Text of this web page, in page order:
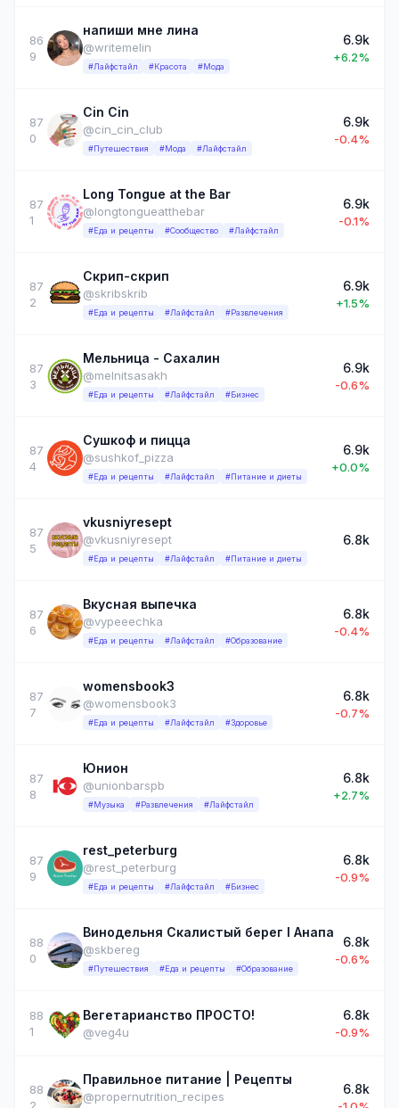
86
9
напиши мне лина
@writemelin
#Лайфстайл #Красота #Мода
6.9k
+6.2%
87
0
Cin Cin
@cin_cin_club
#Путешествия #Мода #Лайфстайл
6.9k
-0.4%
87
1
Long Tongue at the Bar
@longtongueatthebar
#Еда и рецепты #Сообщество #Лайфстайл
6.9k
-0.1%
87
2
Скрип-скрип
@skribskrib
#Еда и рецепты #Лайфстайл #Развлечения
6.9k
+1.5%
87
3
Мельница - Сахалин
@melnitsasakh
#Еда и рецепты #Лайфстайл #Бизнес
6.9k
-0.6%
87
4
Сушкоф и пицца
@sushkof_pizza
#Еда и рецепты #Лайфстайл #Питание и диеты
6.9k
+0.0%
87
5
vkusniyresept
@vkusniyresept
#Еда и рецепты #Лайфстайл #Питание и диеты
6.8k
87
6
Вкусная выпечка
@vypeeechka
#Еда и рецепты #Лайфстайл #Образование
6.8k
-0.4%
87
7
womensbook3
@womensbook3
#Еда и рецепты #Лайфстайл #Здоровье
6.8k
-0.7%
87
8
Юнион
@unionbarspb
#Музыка #Развлечения #Лайфстайл
6.8k
+2.7%
87
9
rest_peterburg
@rest_peterburg
#Еда и рецепты #Лайфстайл #Бизнес
6.8k
-0.9%
88
0
Винодельня Скалистый берег I Анапа
@skbereg
#Путешествия #Еда и рецепты #Образование
6.8k
-0.6%
88
1
Вегетарианство ПРОСТО!
@veg4u
6.8k
-0.9%
88
2
Правильное питание | Рецепты
@propernutrition_recipes
6.8k